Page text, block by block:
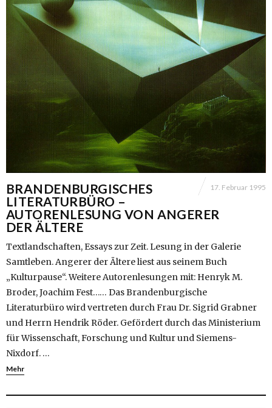
BRANDENBURGISCHES
LITERATURBÜRO –
AUTORENLESUNG VON ANGERER
DER ÄLTERE
17. Februar 1995
Textlandschaften, Essays zur Zeit. Lesung in der Galerie
Samtleben. Angerer der Ältere liest aus seinem Buch
„Kulturpause“. Weitere Autorenlesungen mit: Henryk M.
Broder, Joachim Fest…… Das Brandenburgische
Literaturbüro wird vertreten durch Frau Dr. Sigrid Grabner
und Herrn Hendrik Röder. Gefördert durch das Ministerium
für Wissenschaft, Forschung und Kultur und Siemens-
Nixdorf. …
Mehr